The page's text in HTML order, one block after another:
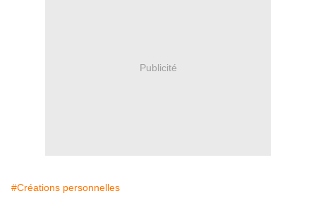
Publicité
#Créations personnelles